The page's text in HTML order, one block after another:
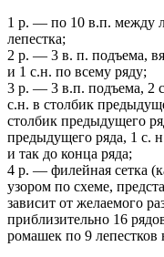
1 р. — по 10 в.п. между
лепестка;
2 р. — 3 в. п. подъема,
и 1 с.н. по всему ряду;
3 р. — 3 в.п. подъема, 2
с.н. в столбик
столбик предыдущего
предыдущего ряда, 1 с.
и так до конца ряда;
4 р. — филейная сетка
узором по схеме,
зависит от желаемого
приблизительно 16
ромашек по 9 лепестков